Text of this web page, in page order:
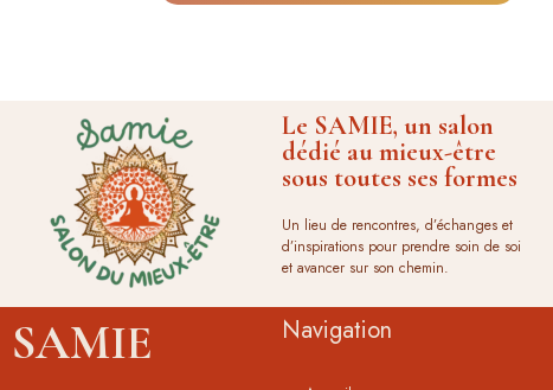
Le SAMIE, un salon
dédié au mieux-être
sous toutes ses formes
Un lieu de rencontres, d’échanges et
d’inspirations pour prendre soin de soi
et avancer sur son chemin.
SAMIE Navigation